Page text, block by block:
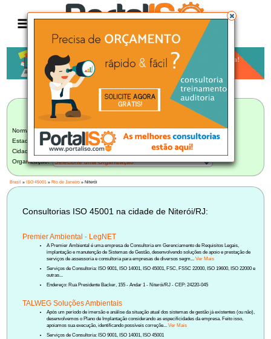
LISTA BRASILEIRA DE CONSULTORIAS
Norma:
ISO 45001
Estado:
Rio de Janeiro (19)
Cidade:
Niterói/RJ (2)
Organização:
Selecione uma Organização
Brasil »ISO 45001 »Rio de Janeiro » Niterói
Consultorias ISO 45001 na cidade de Niterói/RJ:
Premier Ambiental - LegNET
A Premier Ambiental é uma empresa de Consultoria em Gerenciamento de Requisitos Legais,
implantação e manutenção de Sistemas de Gestão, desenvolvendo soluções de apoio e prestação de
serviços de assessoria e consultoria para empresas de diversos segm...Ver Mais
Serviços de Consultoria: ISO 9001, ISO 14001, ISO 45001, FSC, FSSC 22000, ISO 19600, ISO 22000 e
outras...
Endereço: Rua Presidente Backer, 155 - Andar 1 - Niterói/RJ - CEP: 24220-045
TALWEG Soluções Ambientais
Após um período de imersão e análise da situação atual dos sistemas de gestão já existentes (ou não),
desenvolvemos o Plano de Implantação considerando as especificidades da empresa. Feito isso,
apoiamos sua execução, identificando possíveis correçõe...Ver Mais
Serviços de Consultoria: ISO 9001, ISO 14001, ISO 45001